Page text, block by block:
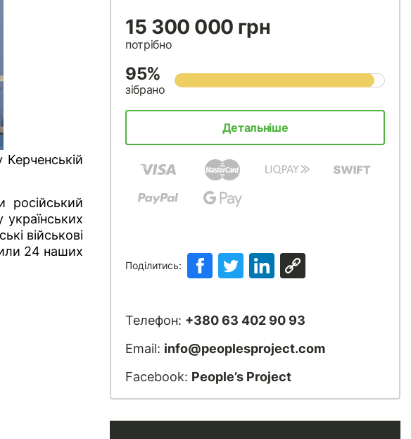
російський
військові
24 наших
15 300 000 грн
потрібно
95%
зібрано
Детальніше
Поділитись:
Телефон: +380 63 402 90 93
Email: info@peoplesproject.com
Facebook: People’s Project